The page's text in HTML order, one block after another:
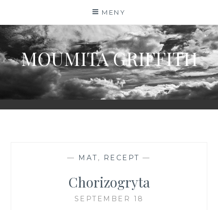
innehåll
MENY
MOUMITA GRIFFITH
— MAT, RECEPT —
Chorizogryta
SEPTEMBER 18